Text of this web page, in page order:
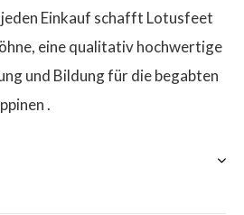
Einkauf schafft Lotusfeet
eine qualitativ hochwertige
und Bildung für die begabten
.